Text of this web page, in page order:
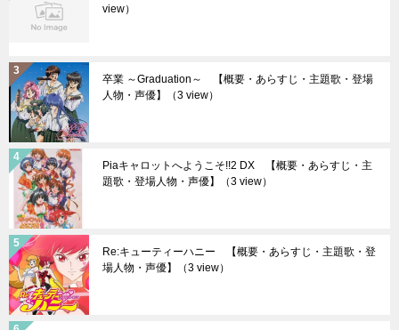
view）
卒業 ～Graduation～ 【概要・あらすじ・主題歌・登場
人物・声優】
（3 view）
Piaキャロットへようこそ!!2 DX 【概要・あらすじ・主
題歌・登場人物・声優】
（3 view）
Re:キューティーハニー 【概要・あらすじ・主題歌・登
場人物・声優】
（3 view）